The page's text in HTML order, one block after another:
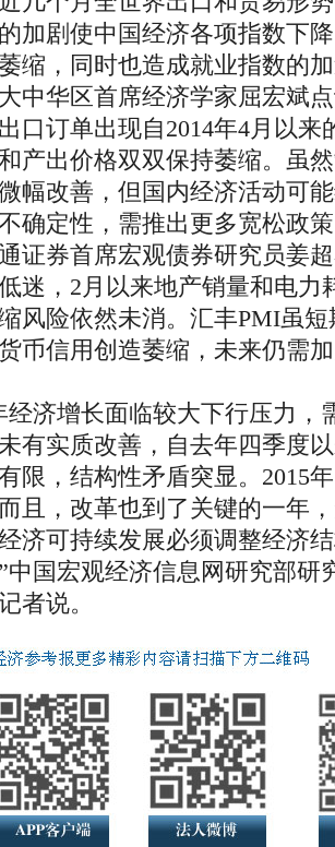
加剧使中国经济各项指数下
缩，同时也造成就业指数的
华区首席经济学家屈宏斌点
口订单出现自2014年4月以来
产出价格双双保持萎缩。虽
幅改善，但国内经济活动可
确定性，需推出更多宽松政
证券首席宏观债券研究员姜
迷，2月以来地产销量和电力
风险依然未消。汇丰PMI虽
币信用创造萎缩，未来仍需
增长面临较大下行压力，
有实质改善，自去年四季度
限，结构性矛盾突显。2015
且，改革也到了关键的一年
济可持续发展必须调整经济
中国宏观经济信息网研究部研
者说。